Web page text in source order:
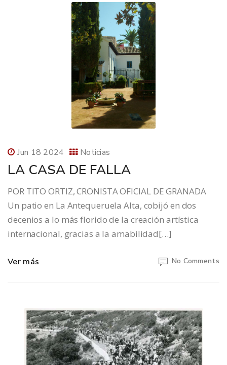
Jun 18 2024 Noticias
LA CASA DE FALLA
POR TITO ORTIZ, CRONISTA OFICIAL DE GRANADA
Un patio en La Antequeruela Alta, cobijó en dos
decenios a lo más florido de la creación artística
internacional, gracias a la amabilidad[…]
Ver más No Comments